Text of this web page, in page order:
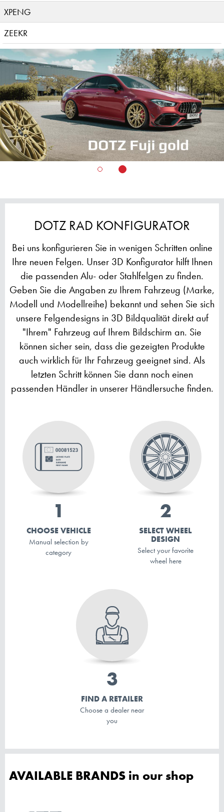
XPENG
ZEEKR
DOTZ RAD KONFIGURATOR
Bei uns konfigurieren Sie in wenigen Schritten online
Ihre neuen Felgen. Unser 3D Konfigurator hilft Ihnen
die passenden Alu- oder Stahlfelgen zu finden.
Geben Sie die Angaben zu Ihrem Fahrzeug (Marke,
Modell und Modellreihe) bekannt und sehen Sie sich
unsere Felgendesigns in 3D Bildqualität direkt auf
"Ihrem" Fahrzeug auf Ihrem Bildschirm an. Sie
können sicher sein, dass die gezeigten Produkte
auch wirklich für Ihr Fahrzeug geeignet sind. Als
letzten Schritt können Sie dann noch einen
passenden Händler in unserer Händlersuche finden.
CHOOSE VEHICLE
Manual selection by
category
SELECT WHEEL
DESIGN
Select your favorite
wheel here
FIND A RETAILER
Choose a dealer near
you
AVAILABLE BRANDS in our shop